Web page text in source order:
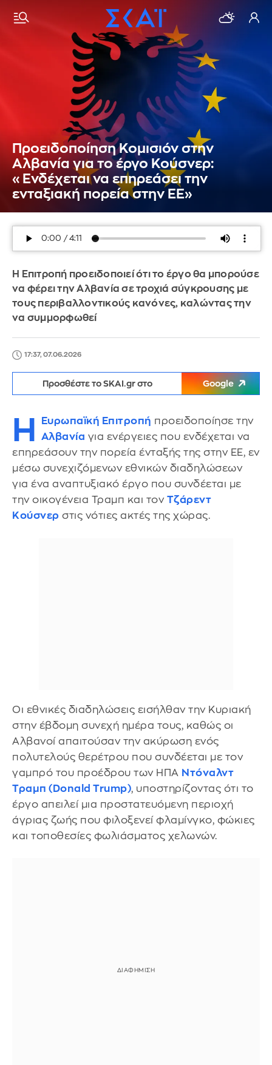
Προειδοποίηση Κομισιόν στην
Αλβανία για το έργο Κούσνερ:
«Ενδέχεται να επηρεάσει την
ενταξιακή πορεία στην ΕΕ»
Η Επιτροπή προειδοποιεί ότι το έργο θα μπορούσε
να φέρει την Αλβανία σε τροχιά σύγκρουσης με
τους περιβαλλοντικούς κανόνες, καλώντας την
να συμμορφωθεί
17:37, 07.06.2026
Προσθέστε το SKAI.gr στο Google
Η Ευρωπαϊκή Επιτροπή προειδοποίησε την
Αλβανία για ενέργειες που ενδέχεται να
επηρεάσουν την πορεία ένταξής της στην ΕΕ, εν
μέσω συνεχιζόμενων εθνικών διαδηλώσεων
για ένα αναπτυξιακό έργο που συνδέεται με
την οικογένεια Τραμπ και τον Τζάρεντ
Κούσνερ στις νότιες ακτές της χώρας.
Οι εθνικές διαδηλώσεις εισήλθαν την Κυριακή
στην έβδομη συνεχή ημέρα τους, καθώς οι
Αλβανοί απαιτούσαν την ακύρωση ενός
πολυτελούς θερέτρου που συνδέεται με τον
γαμπρό του προέδρου των ΗΠΑ Ντόναλντ
Τραμπ (Donald Trump), υποστηρίζοντας ότι το
έργο απειλεί μια προστατευόμενη περιοχή
άγριας ζωής που φιλοξενεί φλαμίνγκο, φώκιες
και τοποθεσίες φωλιάσματος χελωνών.